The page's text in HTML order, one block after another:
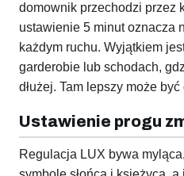
domownik przechodzi przez
ustawienie 5 minut oznacza
każdym ruchu. Wyjątkiem
garderobie lub schodach,
dłużej. Tam lepszy może
Ustawienie progu
Regulacja LUX bywa